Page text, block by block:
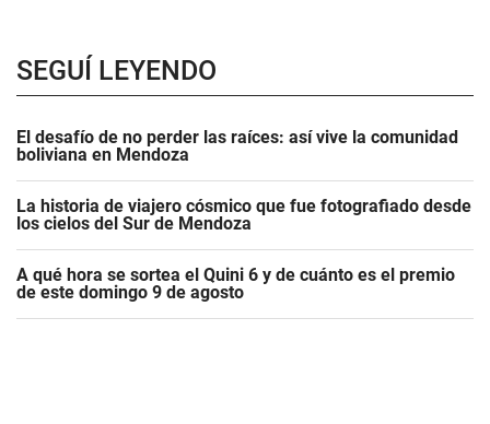
SEGUÍ LEYENDO
El desafío de no perder las raíces: así vive la comunidad
boliviana en Mendoza
La historia de viajero cósmico que fue fotografiado desde
los cielos del Sur de Mendoza
A qué hora se sortea el Quini 6 y de cuánto es el premio
de este domingo 9 de agosto